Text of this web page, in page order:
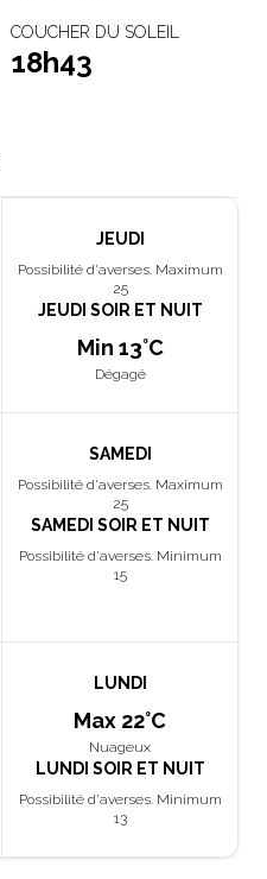
COUCHER DU SOLEIL
18h43
JEUDI
Possibilité d'averses. Maximum
25
JEUDI SOIR ET NUIT
Min 13°C
Dégagé
SAMEDI
Possibilité d'averses. Maximum
25
SAMEDI SOIR ET NUIT
Possibilité d'averses. Minimum
15
LUNDI
Max 22°C
Nuageux
LUNDI SOIR ET NUIT
Possibilité d'averses. Minimum
13